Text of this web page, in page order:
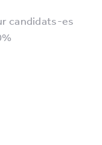
candidats-es